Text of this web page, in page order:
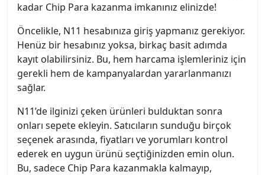
kadar Chip Para kazanma imkanınız elinizde!
Öncelikle, N11 hesabınıza giriş yapmanız gerekiyor.
Henüz bir hesabınız yoksa, birkaç basit adımda
kayıt olabilirsiniz. Bu, hem harcama işlemleriniz için
gerekli hem de kampanyalardan yararlanmanızı
sağlar.
N11’de ilginizi çeken ürünleri bulduktan sonra
onları sepete ekleyin. Satıcıların sunduğu birçok
seçenek arasında, fiyatları ve yorumları kontrol
ederek en uygun ürünü seçtiğinizden emin olun.
Bu, sadece Chip Para kazanmakla kalmayıp,